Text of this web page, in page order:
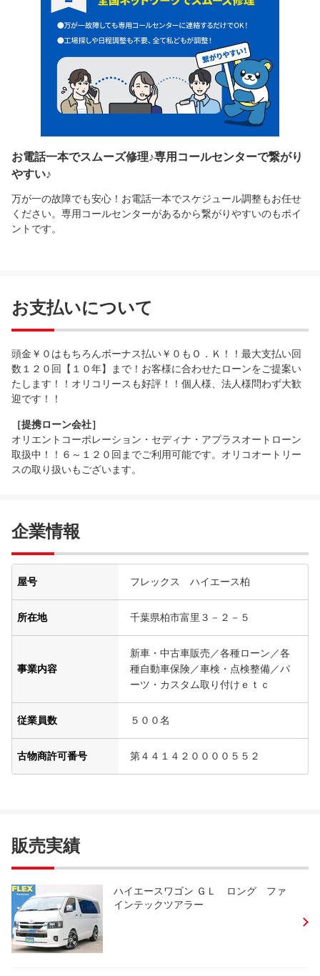
お電話一本でスムーズ修理♪専用コールセンターで繋がり
やすい♪
万が一の故障でも安心！お電話一本でスケジュール調整もお任せ
ください。専用コールセンターがあるから繋がりやすいのもポイ
ントです。
お支払いについて
頭金￥０はもちろんボーナス払い￥０もＯ．Ｋ！！最大支払い回
数１２０回【１０年】まで！お客様に合わせたローンをご提案い
たします！！オリコリースも好評！！個人様、法人様問わず大歓
迎です！！
［提携ローン会社］
オリエントコーポレーション・セディナ・アプラスオートローン
取扱中！！６～１２０回までご利用可能です。オリコオートリー
スの取り扱いもございます。
企業情報
屋号 フレックス ハイエース柏
所在地 千葉県柏市富里３－２－５
事業内容
新車・中古車販売／各種ローン／各
種自動車保険／車検・点検整備／パ
ーツ・カスタム取り付けｅｔｃ
従業員数 ５００名
古物商許可番号 第４４１４２００００５５２
販売実績
ハイエースワゴン ＧＬ ロング ファ
インテックツアラー